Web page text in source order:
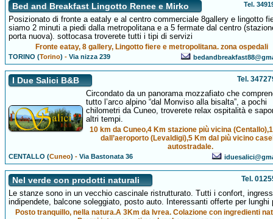
Bed and Breakfast Lingotto Renee e Mirko Tel.
Posizionato di fronte a eataly e al centro commerciale 8gallery e lingotto
siamo 2 minuti a piedi dalla metropolitana e a 5 fermate dal centro
porta nuova). sottocasa troverete tutti i tipi di servizi
Fronte eatay, 8 gallery, Lingotto fiere e metropolitana. zona ospedali
TORINO (Torino) -Via nizza 239
I Due Salici B&B Tel.
Circondato da un panorama mozzafiato che
tutto l’arco alpino “dal Monviso alla bisalta”, a pochi
chilometri da Cuneo, troverete relax ospitalità e
altri tempi.
10 km da Cuneo,4 Km stazione più vicina
dall’aeroporto (Levaldigi),5 Km dal più vicino
autostradale.
CENTALLO (Cuneo) -Via Bastonata 36
Nel verde con prodotti naturali Tel.
Le stanze sono in un vecchio cascinale ristrutturato. Tutti i confort,
indipendete, balcone soleggiato, posto auto. Interessanti offerte per lunghi
Posto tranquillo, nella natura.A 3Km da Ivrea. Colazione con ingredienti